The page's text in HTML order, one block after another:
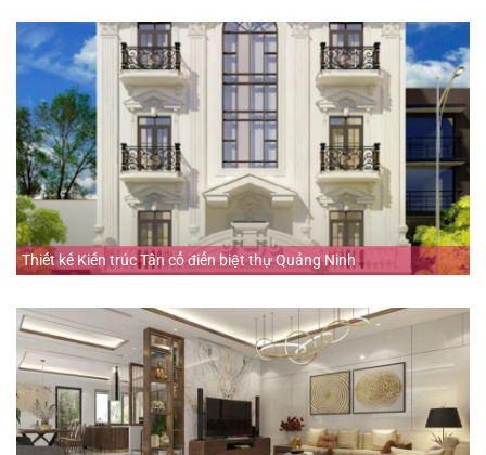
Thiết kế Kiến trúc Tân cổ điển biệt thự Quảng Ninh